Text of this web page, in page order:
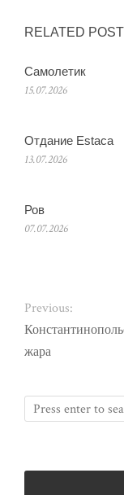
RELATED
Самолетик
15.07.2026
Отдание Estaca
13.07.2026
Ров
07.07.2026
Previous:
жара